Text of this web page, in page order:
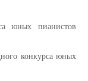
юных пианистов
конкурса юных